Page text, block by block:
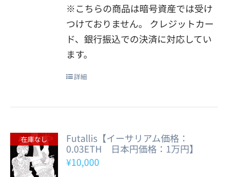
※こちらの商品は暗号資産では受け
つけておりません。 クレジットカー
ド、銀行振込での決済に対応してい
ます。
詳細
在庫なし
Futallis【イーサリアム価格：
0.03ETH 日本円価格：1万円】
¥10,000